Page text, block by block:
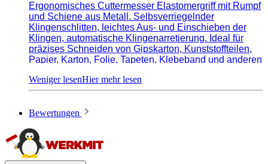
Ergonomisches Cuttermesser Elastomergriff mit Rumpf
und Schiene aus Metall. Selbsverriegelnder
Klingenschlitten, leichtes Aus- und Einschieben der
Klingen, automatische Klingenarretierung. Ideal für
präzises Schneiden von Gipskarton, Kunststoffteilen,
Papier, Karton, Folie, Tapeten, Klebeband und anderen
sowie optimale Klingengeometrie sind BlackTiger
Klingen doppelt so haltbar wie herkömmliche Klingen.
Ergonomisches Cuttermesser mit Elastomergriff
Leichtes Aus- und Einschieben der Klingen
Bewertungen